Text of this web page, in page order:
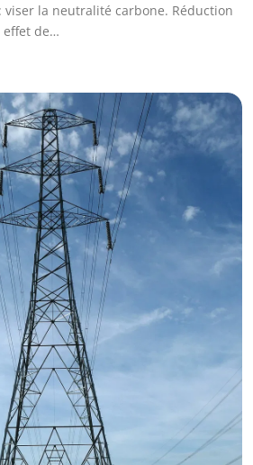
viser la neutralité carbone. Réduction
effet de…